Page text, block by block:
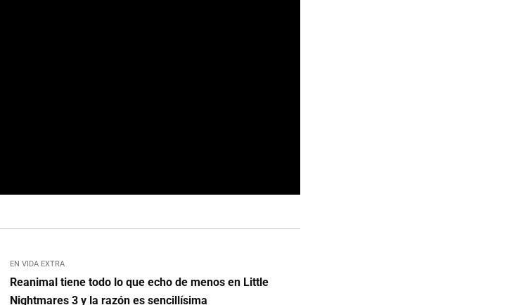
EN VIDA EXTRA
Reanimal tiene todo lo que echo de menos en Little
Nightmares 3 y la razón es sencillísima